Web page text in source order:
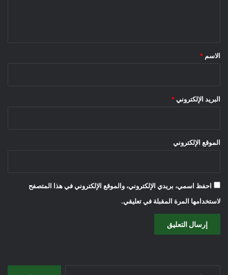
*
الاسم *
البريد الإلكتروني *
الموقع الإلكتروني
احفظ اسمي، بريدي الإلكتروني، والموقع الإلكتروني في هذا المتصفح
لاستخدامها المرة المقبلة في تعليقي.